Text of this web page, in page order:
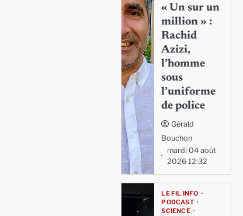
« Un sur un
million » :
Rachid
Azizi,
l’homme
sous
l’uniforme
de police
Gérald
Bouchon
mardi 04 août
2026 12:32
LE FIL INFO
PODCAST
SCIENCE